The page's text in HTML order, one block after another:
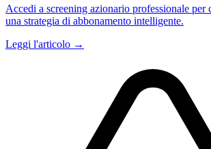
Accedi a screening azionario professionale per
una strategia di abbonamento intelligente.
Leggi l'articolo →